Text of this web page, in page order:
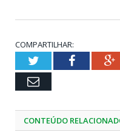
COMPARTILHAR:
TwitterFacebook
Email
CONTEÚDO